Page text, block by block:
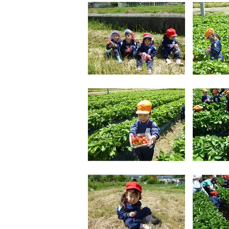
​​​​​​​